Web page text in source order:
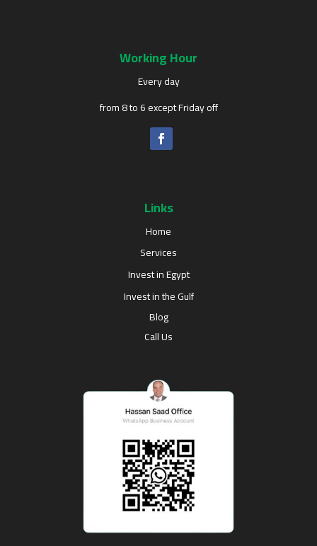
Working Hour
Every day
from 8 to 6 except Friday off
Links
Home
Services
Invest in Egypt
Invest in the Gulf
Blog
Call Us